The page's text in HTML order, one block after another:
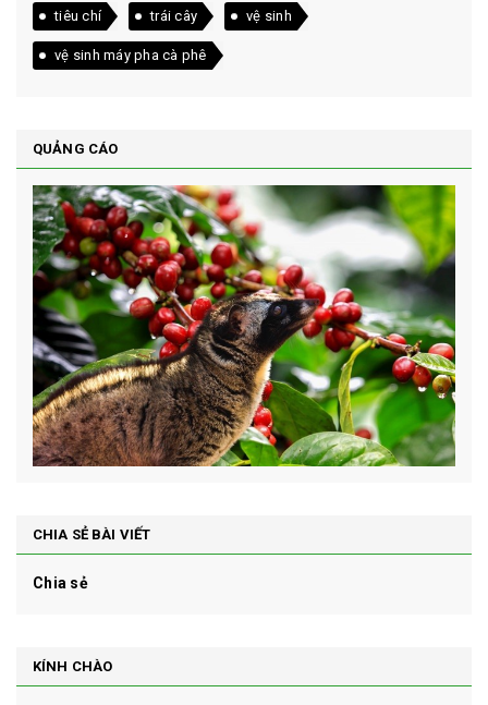
tiêu chí trái cây vệ sinh
vệ sinh máy pha cà phê
QUẢNG CÁO
CHIA SẺ BÀI VIẾT
Chia sẻ
KÍNH CHÀO